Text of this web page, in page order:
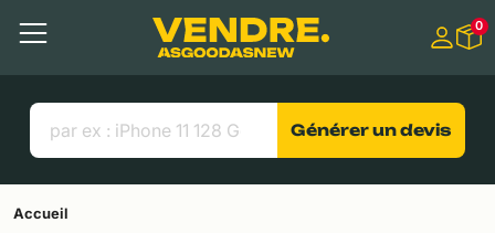
Contenu principal
Menu
Liens utiles
0
Générer un devis
Accueil